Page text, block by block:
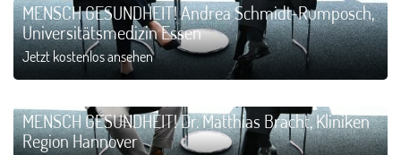
MENSCH GESUNDHEIT! Andrea Schmidt-Rumposch,
Universitätsmedizin Essen
Jetzt kostenlos ansehen
MENSCH GESUNDHEIT! Dr. Matthias Bracht, Kliniken
Region Hannover